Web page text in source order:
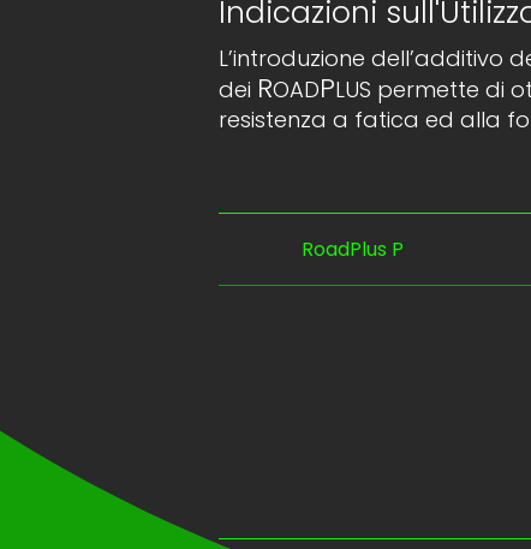
Indicazioni
L’introduzione dell’additivo
dei ROADPLUS permette di
resistenza a fatica ed alla
RoadPlus P